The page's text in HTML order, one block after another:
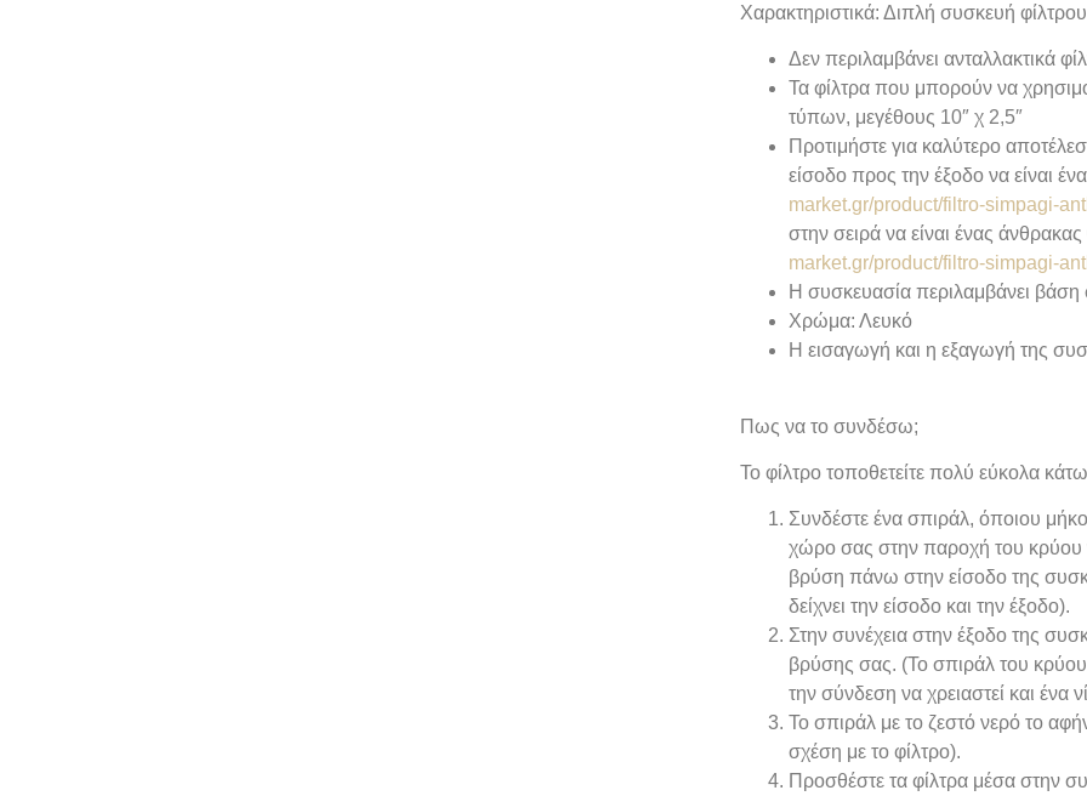
Χαρακτηριστικά: Διπλή συσκευή
Δεν περιλαμβάνει ανταλλακτικά
Τα φίλτρα που μπορούν να
τύπων, μεγέθους 10″ χ 2,5″
Προτιμήστε για καλύτερο
είσοδο προς την έξοδο να είναι
market.gr/product/filtro-simpagi-
στην σειρά να είναι ένας
market.gr/product/filtro-simpagi-
Η συσκευασία περιλαμβάνει βάση
Χρώμα: Λευκό
Η εισαγωγή και η εξαγωγή της
Πως να το συνδέσω;
Το φίλτρο τοποθετείτε πολύ εύκολα
Συνδέστε ένα σπιράλ, όποιου
χώρο σας στην παροχή του κρύου
βρύση πάνω στην είσοδο της
δείχνει την είσοδο και την έξοδο).
Στην συνέχεια στην έξοδο της
βρύσης σας. (Το σπιράλ του
την σύνδεση να χρειαστεί και ένα
Το σπιράλ με το ζεστό νερό το
σχέση με το φίλτρο).
Προσθέστε τα φίλτρα μέσα στην